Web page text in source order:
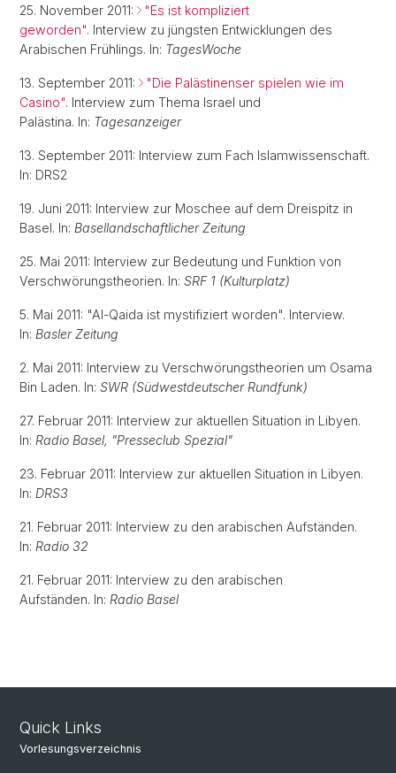
25. November 2011:
"Es ist kompliziert
geworden". Interview zu jüngsten Entwicklungen des
Arabischen Frühlings. In: TagesWoche
13. September 2011:
"Die Palästinenser spielen wie im
Casino". Interview zum Thema Israel und
Palästina. In: Tagesanzeiger
13. September 2011: Interview zum Fach Islamwissenschaft.
In: DRS2
19. Juni 2011: Interview zur Moschee auf dem Dreispitz in
Basel. In: Basellandschaftlicher Zeitung
25. Mai 2011: Interview zur Bedeutung und Funktion von
Verschwörungstheorien. In: SRF 1 (Kulturplatz)
5. Mai 2011: "Al-Qaida ist mystifiziert worden". Interview.
In: Basler Zeitung
2. Mai 2011: Interview zu Verschwörungstheorien um Osama
Bin Laden. In: SWR (Südwestdeutscher Rundfunk)
27. Februar 2011: Interview zur aktuellen Situation in Libyen.
In: Radio Basel, "Presseclub Spezial"
23. Februar 2011: Interview zur aktuellen Situation in Libyen.
In: DRS3
21. Februar 2011: Interview zu den arabischen Aufständen.
In: Radio 32
21. Februar 2011: Interview zu den arabischen
Aufständen. In: Radio Basel
Quick Links
Vorlesungsverzeichnis